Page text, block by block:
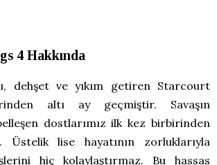
4 Hakkında
dehşet ve yıkım getiren Starcourt
altı ay geçmiştir. Savaşın
dostlarımız ilk kez birbirinden
Üstelik lise hayatının zorluklarıyla
hiç kolaylaştırmaz. Bu hassas